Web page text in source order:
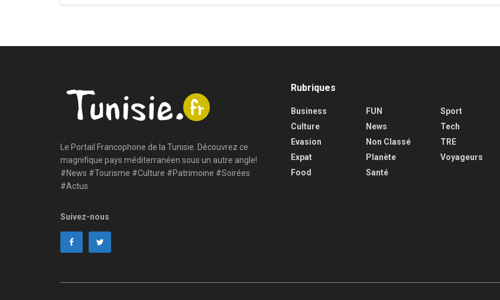
Le Portail Francophone de la Tunisie. Découvrez ce
magnifique pays méditerranéen sous un autre angle!
#News #Tourisme #Culture #Patrimoine #Soirées
#Actus
Suivez-nous
Rubriques
Business
Culture
Evasion
Expat
Food
FUN
News
Non Classé
Planète
Santé
Sport
Tech
TRE
Voyageurs